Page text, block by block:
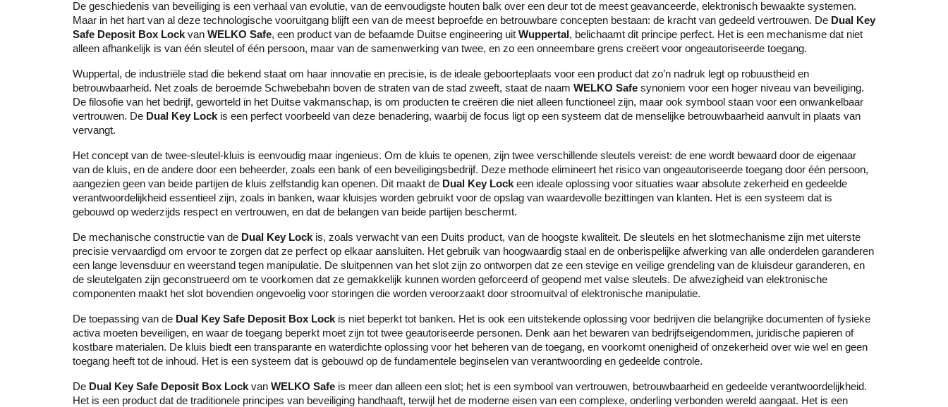
De geschiedenis van beveiliging is een verhaal van evolutie, van de eenvoudigste houten balk over een deur tot de meest geavanceerde, elektronisch bewaakte systemen.
Maar in het hart van al deze technologische vooruitgang blijft een van de meest beproefde en betrouwbare concepten bestaan: de kracht van gedeeld vertrouwen. De Dual Key
Safe Deposit Box Lockvan WELKO Safe, een product van de befaamde Duitse engineering uit Wuppertal , belichaamt dit principe perfect. Het is een mechanisme dat niet
alleen afhankelijk is van één sleutel of één persoon, maar van de samenwerking van twee, en zo een onneembare grens creëert voor ongeautoriseerde toegang.
Wuppertal, de industriële stad die bekend staat om haar innovatie en precisie, is de ideale geboorteplaats voor een product dat zo’n nadruk legt op robuustheid en
betrouwbaarheid. Net zoals de beroemde Schwebebahn boven de straten van de stad zweeft, staat de naam WELKO Safesynoniem voor een hoger niveau van beveiliging.
De filosofie van het bedrijf, geworteld in het Duitse vakmanschap, is om producten te creëren die niet alleen functioneel zijn, maar ook symbool staan voor een onwankelbaar
vertrouwen. De Dual Key Lockis een perfect voorbeeld van deze benadering, waarbij de focus ligt op een systeem dat de menselijke betrouwbaarheid aanvult in plaats van
vervangt.
Het concept van de twee-sleutel-kluis is eenvoudig maar ingenieus. Om de kluis te openen, zijn twee verschillende sleutels vereist: de ene wordt bewaard door de eigenaar
van de kluis, en de andere door een beheerder, zoals een bank of een beveiligingsbedrijf. Deze methode elimineert het risico van ongeautoriseerde toegang door één persoon,
aangezien geen van beide partijen de kluis zelfstandig kan openen. Dit maakt de Dual Key Lockeen ideale oplossing voor situaties waar absolute zekerheid en gedeelde
verantwoordelijkheid essentieel zijn, zoals in banken, waar kluisjes worden gebruikt voor de opslag van waardevolle bezittingen van klanten. Het is een systeem dat is
gebouwd op wederzijds respect en vertrouwen, en dat de belangen van beide partijen beschermt.
De mechanische constructie van de Dual Key Lockis, zoals verwacht van een Duits product, van de hoogste kwaliteit. De sleutels en het slotmechanisme zijn met uiterste
precisie vervaardigd om ervoor te zorgen dat ze perfect op elkaar aansluiten. Het gebruik van hoogwaardig staal en de onberispelijke afwerking van alle onderdelen garanderen
een lange levensduur en weerstand tegen manipulatie. De sluitpennen van het slot zijn zo ontworpen dat ze een stevige en veilige grendeling van de kluisdeur garanderen, en
de sleutelgaten zijn geconstrueerd om te voorkomen dat ze gemakkelijk kunnen worden geforceerd of geopend met valse sleutels. De afwezigheid van elektronische
componenten maakt het slot bovendien ongevoelig voor storingen die worden veroorzaakt door stroomuitval of elektronische manipulatie.
De toepassing van de Dual Key Safe Deposit Box Lockis niet beperkt tot banken. Het is ook een uitstekende oplossing voor bedrijven die belangrijke documenten of fysieke
activa moeten beveiligen, en waar de toegang beperkt moet zijn tot twee geautoriseerde personen. Denk aan het bewaren van bedrijfseigendommen, juridische papieren of
kostbare materialen. De kluis biedt een transparante en waterdichte oplossing voor het beheren van de toegang, en voorkomt onenigheid of onzekerheid over wie wel en geen
toegang heeft tot de inhoud. Het is een systeem dat is gebouwd op de fundamentele beginselen van verantwoording en gedeelde controle.
De Dual Key Safe Deposit Box Lockvan WELKO Safeis meer dan alleen een slot; het is een symbool van vertrouwen, betrouwbaarheid en gedeelde verantwoordelijkheid.
Het is een product dat de traditionele principes van beveiliging handhaaft, terwijl het de moderne eisen van een complexe, onderling verbonden wereld aangaat. Het is een